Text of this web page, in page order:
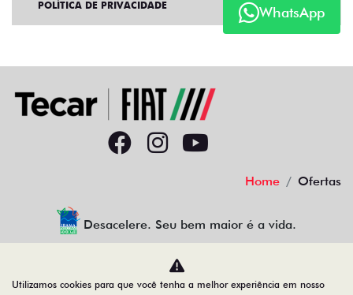
WhatsApp
POLÍTICA DE PRIVACIDADE
Home Ofertas
Desacelere. Seu bem maior é a vida.
Utilizamos cookies para que você tenha a melhor experiência em nosso